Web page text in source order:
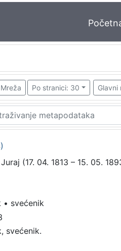
Mreža Po stranici: 30 Glavni
(17. 04. 1813 – 15. 05.
• svećenik
svećenik.